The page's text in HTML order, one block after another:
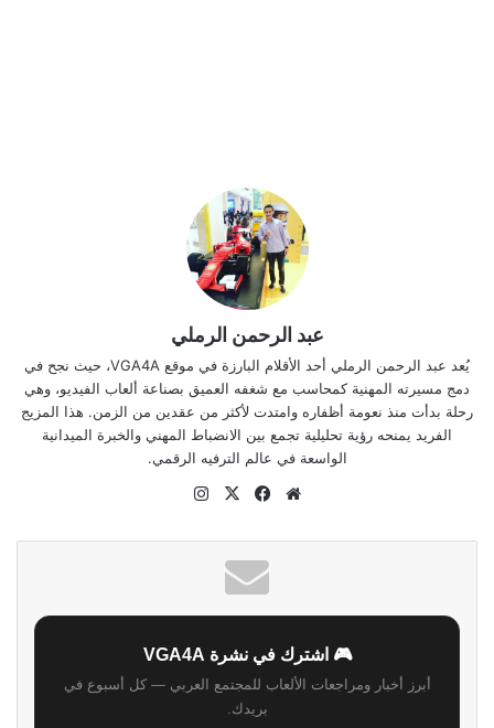
عبد الرحمن الرملي
يُعد عبد الرحمن الرملي أحد الأقلام البارزة في موقع VGA4A، حيث نجح في
دمج مسيرته المهنية كمحاسب مع شغفه العميق بصناعة ألعاب الفيديو، وهي
رحلة بدأت منذ نعومة أظفاره وامتدت لأكثر من عقدين من الزمن. هذا المزيج
الفريد يمنحه رؤية تحليلية تجمع بين الانضباط المهني والخبرة الميدانية
الواسعة في عالم الترفيه الرقمي.
موقع
فيسبوك
‫X
🎮 اشترك في نشرة VGA4A
أبرز أخبار ومراجعات الألعاب للمجتمع العربي — كل أسبوع في
بريدك.